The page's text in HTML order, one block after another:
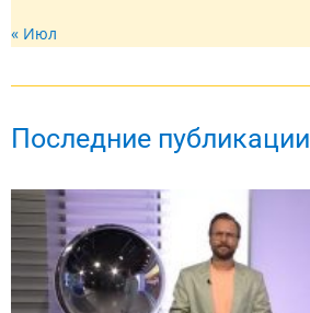
« Июл
Последние публикации